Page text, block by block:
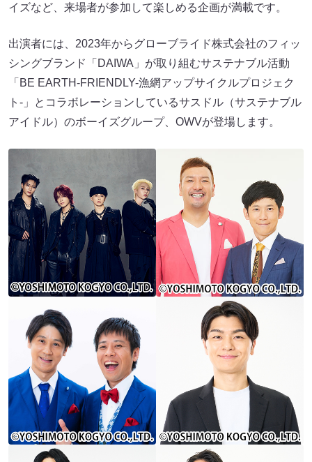
イズなど、来場者が参加して楽しめる企画が満載です。
出演者には、2023年からグローブライド株式会社のフィッ
シングブランド「DAIWA」が取り組むサステナブル活動
「BE EARTH-FRIENDLY-漁網アップサイクルプロジェク
ト-」とコラボレーションしているサスドル（サステナブル
アイドル）のボーイズグループ、OWVが登場します。